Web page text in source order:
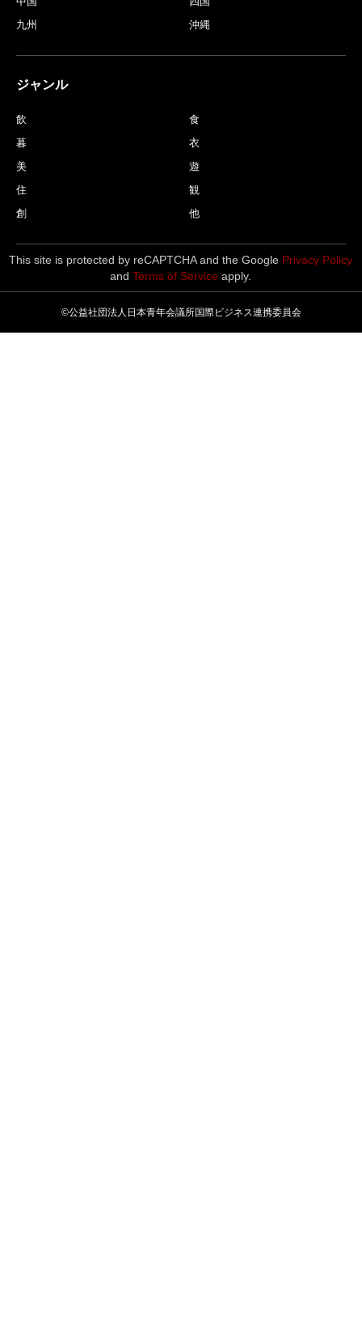
九州
沖縄
ジャンル
飲
食
暮
衣
美
遊
住
観
創
他
This site is protected by reCAPTCHA and the Google Privacy Policy
andTerms of Service apply.
©公益社団法人日本青年会議所国際ビジネス連携委員会